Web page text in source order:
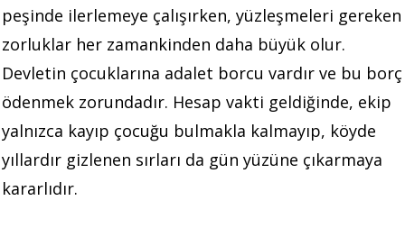
peşinde ilerlemeye çalışırken, yüzleşmeleri gereken
zorluklar her zamankinden daha büyük olur.
Devletin çocuklarına adalet borcu vardır ve bu borç
ödenmek zorundadır. Hesap vakti geldiğinde, ekip
yalnızca kayıp çocuğu bulmakla kalmayıp, köyde
yıllardır gizlenen sırları da gün yüzüne çıkarmaya
kararlıdır.